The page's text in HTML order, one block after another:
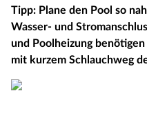
Tipp: Plane den Pool so
Wasser- und
und Poolheizung
mit kurzem Schlauchweg